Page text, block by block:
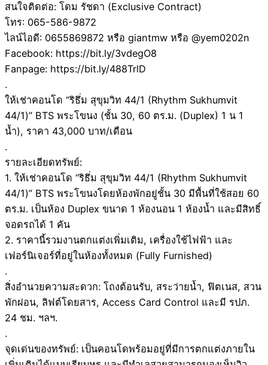
สนใจติดต่อ: โดม รัชดา (Exclusive Contract)
โทร: 065-586-9872
ไลน์ไอดี: 0655869872 หรือ giantmw หรือ @yem0202n
Facebook: https://bit.ly/3vdegO8
Fanpage: https://bit.ly/488TrlD
.
ให้เช่าคอนโด “ริธึ่ม สุขุมวิท 44/1 (Rhythm Sukhumvit
44/1)” BTS พระโขนง (ชั้น 30, 60 ตร.ม. (Duplex) 1 น 1
น้ำ), ราคา 43,000 บาท/เดือน
.
รายละเอียดทรัพย์:
1. ให้เช่าคอนโด “ริธึ่ม สุขุมวิท 44/1 (Rhythm Sukhumvit
44/1)” BTS พระโขนงโดยห้องพักอยู่ชั้น 30 มีพื้นที่ใช้สอย 60
ตร.ม. เป็นห้อง Duplex ขนาด 1 ห้องนอน 1 ห้องน้ำ และมีสิทธิ์
จอดรถได้ 1 คัน
2. ราคานี้รวมงานตกแต่งเพิ่มเติม, เครื่องใช้ไฟฟ้า และ
เฟอร์นิเจอร์ที่อยู่ในห้องทั้งหมด (Fully Furnished)
.
สิ่งอำนวยความสะดวก: โถงต้อนรับ, สระว่ายน้ำ, ฟิตเนส, สวน
พักผ่อน, ลิฟต์โดยสาร, Access Card Control และมี รปภ.
24 ชม. ฯลฯ.
.
จุดเด่นของทรัพย์: เป็นคอนโดพร้อมอยู่ที่มีการตกแต่งภายใน